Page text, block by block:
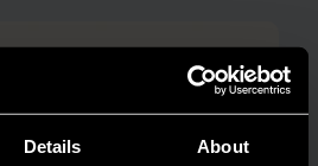
Details About